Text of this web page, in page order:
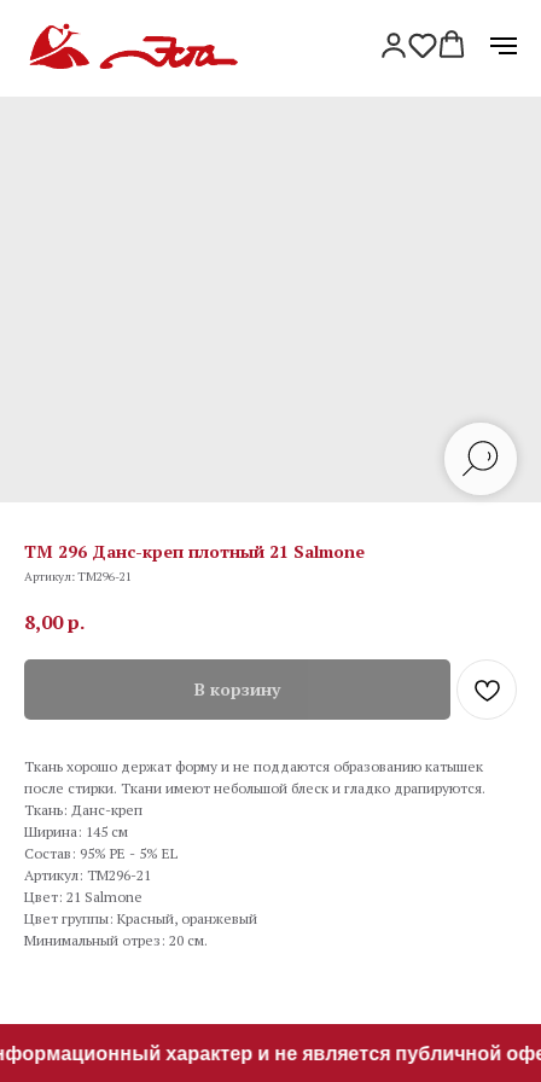
TM 296 Данс-креп плотный 21 Salmone
Артикул:TM296-21
8,00р.
В корзину
Ткань хорошо держат форму и не поддаются образованию катышек
после стирки. Ткани имеют небольшой блеск и гладко драпируются.
Ткань: Данс-креп
Ширина: 145 см
Состав: 95% PE - 5% EL
Артикул: TM296-21
Цвет: 21 Salmone
Цвет группы: Красный, оранжевый
Минимальный отрез: 20 см.
характер и не является публичной